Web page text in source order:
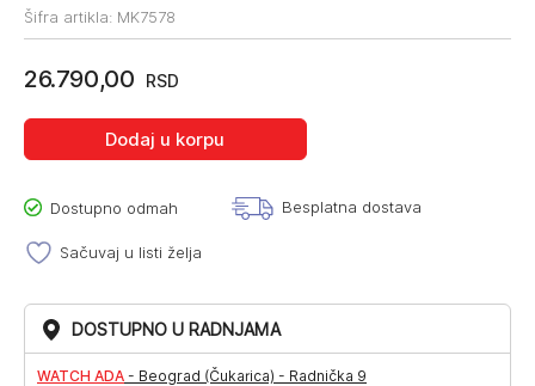
Šifra artikla: MK7578
26.790,00 RSD
Dodaj u korpu
Dostupno odmah Besplatna dostava
Sačuvaj u listi želja
DOSTUPNO U RADNJAMA
WATCH ADA - Beograd (Čukarica) - Radnička 9